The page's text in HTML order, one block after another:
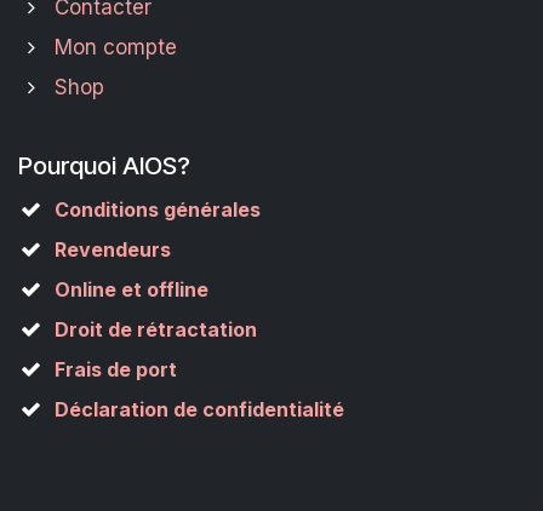
Contacter
Mon compte
Shop
Pourquoi AIOS?
Conditions générales
Revendeurs
Online et offline
Droit de rétractation
Frais de port
Déclaration de confidentialité